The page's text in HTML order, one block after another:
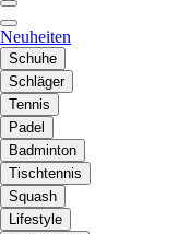
Neuheiten
Schuhe
Schläger
Tennis
Padel
Badminton
Tischtennis
Squash
Lifestyle